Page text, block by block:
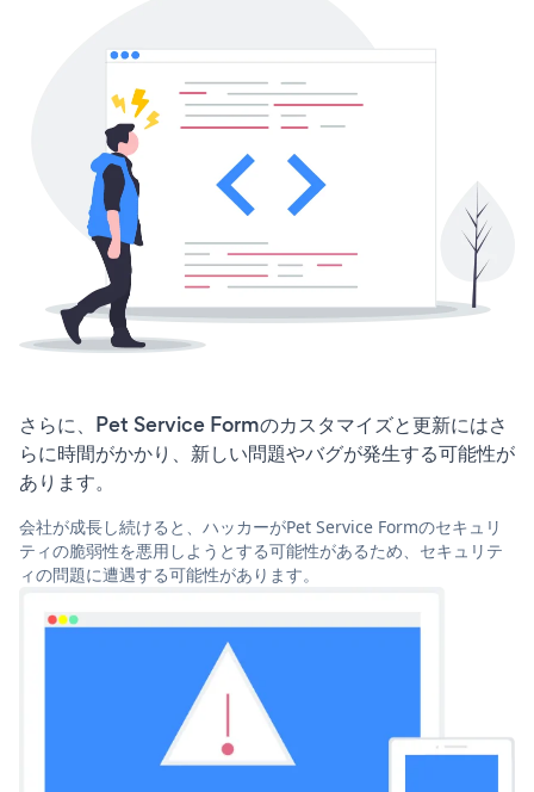
さらに、Pet Service Formのカスタマイズと更新にはさ
らに時間がかかり、新しい問題やバグが発生する可能性が
あります。
会社が成長し続けると、ハッカーがPet Service Formのセキュリ
ティの脆弱性を悪用しようとする可能性があるため、セキュリテ
ィの問題に遭遇する可能性があります。